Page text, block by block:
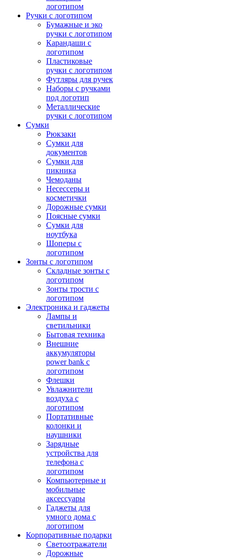
логотипом
Ручки с логотипом
Бумажные и эко
ручки с логотипом
Карандаши с
логотипом
Пластиковые
ручки с логотипом
Футляры для ручек
Наборы с ручками
под логотип
Металлические
ручки с логотипом
Сумки
Рюкзаки
Сумки для
документов
Сумки для
пикника
Чемоданы
Несессеры и
косметички
Дорожные сумки
Поясные сумки
Сумки для
ноутбука
Шоперы с
логотипом
Зонты с логотипом
Складные зонты с
логотипом
Зонты трости с
логотипом
Электроника и гаджеты
Лампы и
светильники
Бытовая техника
Внешние
аккумуляторы
power bank с
логотипом
Флешки
Увлажнители
воздуха с
логотипом
Портативные
колонки и
наушники
Зарядные
устройства для
телефона с
логотипом
Компьютерные и
мобильные
аксессуары
Гаджеты для
умного дома с
логотипом
Корпоративные подарки
Светоотражатели
Дорожные